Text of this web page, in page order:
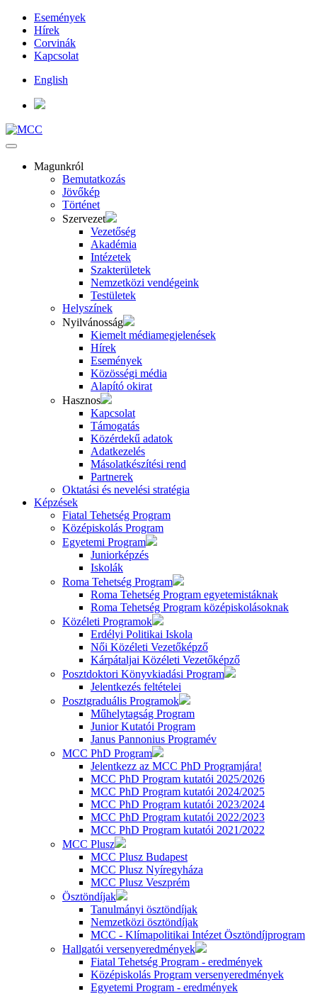
Események
Hírek
Corvinák
Kapcsolat
English
Magunkról
Bemutatkozás
Jövőkép
Történet
Szervezet
Vezetőség
Akadémia
Intézetek
Szakterületek
Nemzetközi vendégeink
Testületek
Helyszínek
Nyilvánosság
Kiemelt médiamegjelenések
Hírek
Események
Közösségi média
Alapító okirat
Hasznos
Kapcsolat
Támogatás
Közérdekű adatok
Adatkezelés
Másolatkészítési rend
Partnerek
Oktatási és nevelési stratégia
Képzések
Fiatal Tehetség Program
Középiskolás Program
Egyetemi Program
Juniorképzés
Iskolák
Roma Tehetség Program
Roma Tehetség Program egyetemistáknak
Roma Tehetség Program középiskolásoknak
Közéleti Programok
Erdélyi Politikai Iskola
Női Közéleti Vezetőképző
Kárpátaljai Közéleti Vezetőképző
Posztdoktori Könyvkiadási Program
Jelentkezés feltételei
Posztgraduális Programok
Műhelytagság Program
Junior Kutatói Program
Janus Pannonius Programév
MCC PhD Program
Jelentkezz az MCC PhD Programjára!
MCC PhD Program kutatói 2025/2026
MCC PhD Program kutatói 2024/2025
MCC PhD Program kutatói 2023/2024
MCC PhD Program kutatói 2022/2023
MCC PhD Program kutatói 2021/2022
MCC Plusz
MCC Plusz Budapest
MCC Plusz Nyíregyháza
MCC Plusz Veszprém
Ösztöndíjak
Tanulmányi ösztöndíjak
Nemzetközi ösztöndíjak
MCC - Klímapolitikai Intézet Ösztöndíjprogram
Hallgatói versenyeredmények
Fiatal Tehetség Program - eredmények
Középiskolás Program versenyeredmények
Egyetemi Program - eredmények